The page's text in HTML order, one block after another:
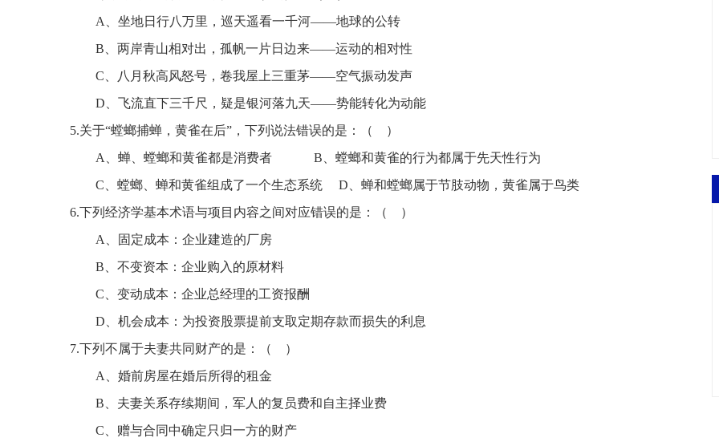
A、坐地日行八万里，巡天遥看一千河——地球的公转
B、两岸青山相对出，孤帆一片日边来——运动的相对性
C、八月秋高风怒号，卷我屋上三重茅——空气振动发声
D、飞流直下三千尺，疑是银河落九天——势能转化为动能
5.关于“螳螂捕蝉，黄雀在后”，下列说法错误的是： （
）
A、 蝉、螳螂和黄雀都是消费者
B、螳螂和黄雀的行为都属于先天性行为
C、螳螂、蝉和黄雀组成了一个生态系统
D、蝉和螳螂属于节肢动物，黄雀属于鸟类
6.下列经济学基本术语与项目内容之间对应错误的是： （
）
A、
固定成本：企业建造的厂房
B、 不变资本：企业购入的原材料
C、 变动成本：企业总经理的工资报酬
D、机会成本：为投资股票提前支取定期存款而损失的利息
7.下列不属于夫妻共同财产的是： （
）
A、婚前房屋在婚后所得的租金
B、夫妻关系存续期间，军人的复员费和自主择业费
C、赠与合同中确定只归一方的财产